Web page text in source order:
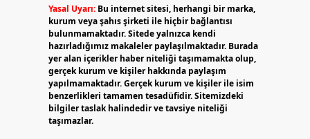
Yasal Uyarı: Bu internet sitesi, herhangi bir marka,
kurum veya şahıs şirketi ile hiçbir bağlantısı
bulunmamaktadır. Sitede yalnızca kendi
hazırladığımız makaleler paylaşılmaktadır. Burada
yer alan içerikler haber niteliği taşımamakta olup,
gerçek kurum ve kişiler hakkında paylaşım
yapılmamaktadır. Gerçek kurum ve kişiler ile isim
benzerlikleri tamamen tesadüfidir. Sitemizdeki
bilgiler taslak halindedir ve tavsiye niteliği
taşımazlar.